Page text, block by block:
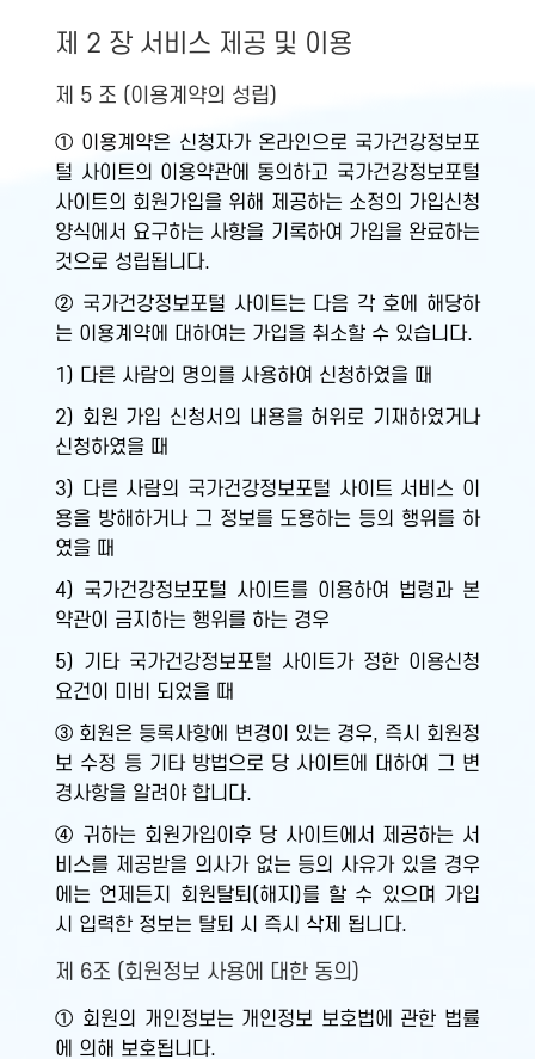
제 2 장 서비스 제공 및 이용
제 5 조 (이용계약의 성립)
① 이용계약은 신청자가 온라인으로 국가건강정보포
털 사이트의 이용약관에 동의하고 국가건강정보포털
사이트의 회원가입을 위해 제공하는 소정의 가입신청
양식에서 요구하는 사항을 기록하여 가입을 완료하는
것으로 성립됩니다.
② 국가건강정보포털 사이트는 다음 각 호에 해당하
는 이용계약에 대하여는 가입을 취소할 수 있습니다.
1) 다른 사람의 명의를 사용하여 신청하였을 때
2) 회원 가입 신청서의 내용을 허위로 기재하였거나
신청하였을 때
3) 다른 사람의 국가건강정보포털 사이트 서비스 이
용을 방해하거나 그 정보를 도용하는 등의 행위를 하
였을 때
4) 국가건강정보포털 사이트를 이용하여 법령과 본
약관이 금지하는 행위를 하는 경우
5) 기타 국가건강정보포털 사이트가 정한 이용신청
요건이 미비 되었을 때
③ 회원은 등록사항에 변경이 있는 경우, 즉시 회원정
보 수정 등 기타 방법으로 당 사이트에 대하여 그 변
경사항을 알려야 합니다.
④ 귀하는 회원가입이후 당 사이트에서 제공하는 서
비스를 제공받을 의사가 없는 등의 사유가 있을 경우
에는 언제든지 회원탈퇴(해지)를 할 수 있으며 가입
시 입력한 정보는 탈퇴 시 즉시 삭제 됩니다.
제 6조 (회원정보 사용에 대한 동의)
① 회원의 개인정보는 개인정보 보호법에 관한 법률
에 의해 보호됩니다.